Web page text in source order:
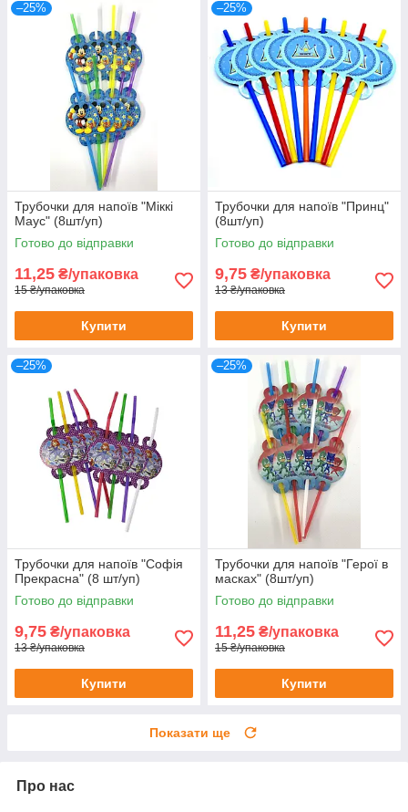
–25%
Трубочки для напоїв "Міккі
Маус" (8шт/уп)
Готово до відправки
11,25 ₴/упаковка
15 ₴/упаковка
Купити
–25%
Трубочки для напоїв "Принц"
(8шт/уп)
Готово до відправки
9,75 ₴/упаковка
13 ₴/упаковка
Купити
–25%
Трубочки для напоїв "Софія
Прекрасна" (8 шт/уп)
Готово до відправки
9,75 ₴/упаковка
13 ₴/упаковка
Купити
–25%
Трубочки для напоїв "Герої в
масках" (8шт/уп)
Готово до відправки
11,25 ₴/упаковка
15 ₴/упаковка
Купити
Показати ще
Про нас